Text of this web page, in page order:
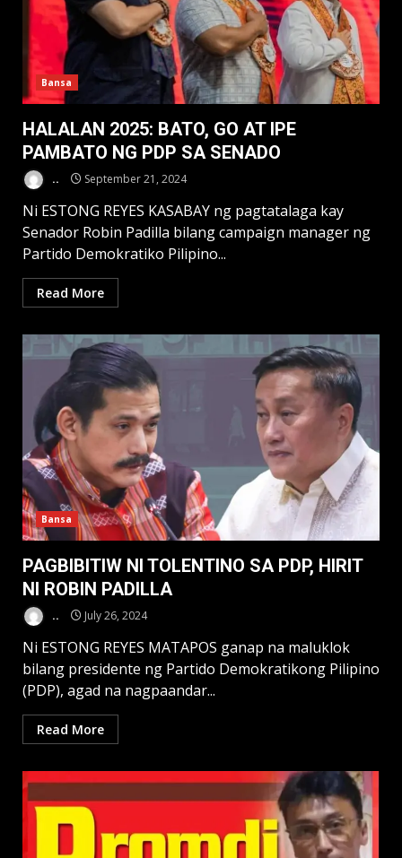
Bansa
HALALAN 2025: BATO, GO AT IPE
PAMBATO NG PDP SA SENADO
.. September 21, 2024
Ni ESTONG REYES KASABAY ng pagtatalaga kay
Senador Robin Padilla bilang campaign manager ng
Partido Demokratiko Pilipino...
Read More
Bansa
PAGBIBITIW NI TOLENTINO SA PDP, HIRIT
NI ROBIN PADILLA
.. July 26, 2024
Ni ESTONG REYES MATAPOS ganap na maluklok
bilang presidente ng Partido Demokratikong Pilipino
(PDP), agad na nagpaandar...
Read More